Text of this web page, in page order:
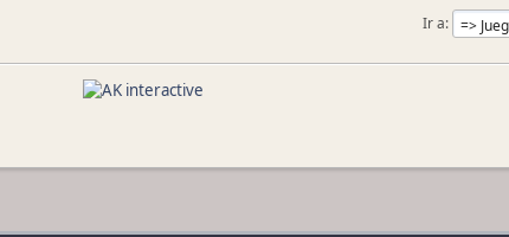
Ir a